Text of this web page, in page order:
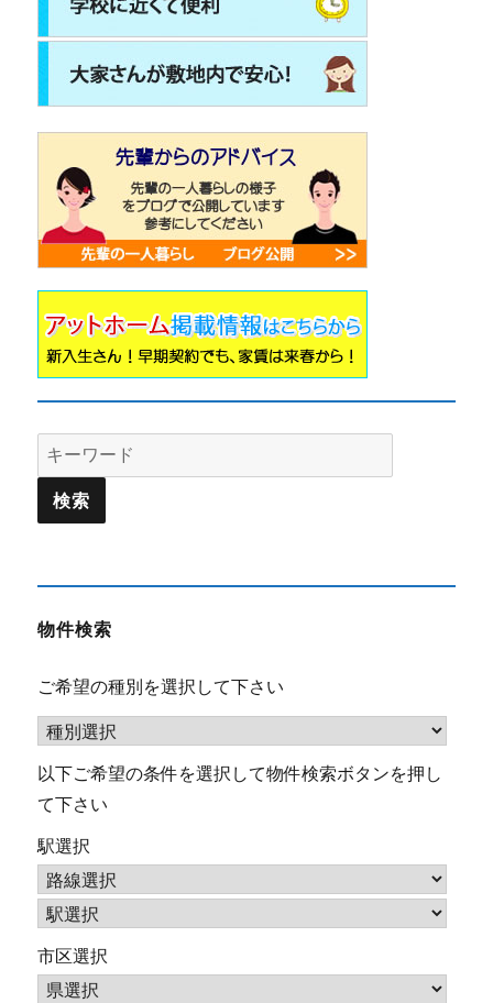
Search
for:
物件検索
ご希望の種別を選択して下さい
以下ご希望の条件を選択して物件検索ボタンを押し
て下さい
駅選択
市区選択